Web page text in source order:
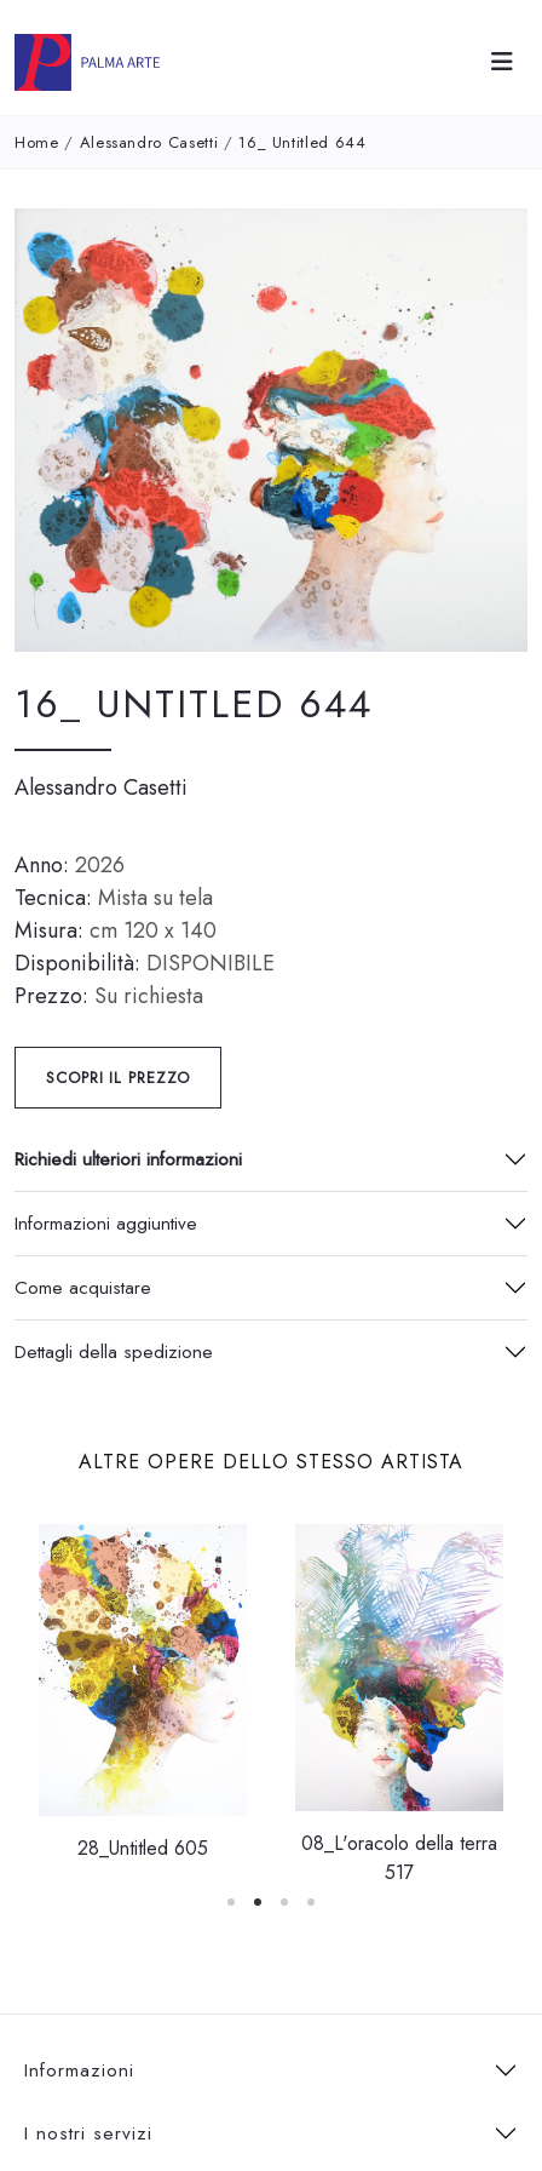
Home / Alessandro Casetti / 16_ Untitled 644
16_ UNTITLED 644
Alessandro Casetti
Anno: 2026
Tecnica: Mista su tela
Misura: cm 120 x 140
Disponibilità: DISPONIBILE
Prezzo: Su richiesta
SCOPRI IL PREZZO
Richiedi ulteriori informazioni
Informazioni aggiuntive
Come acquistare
Dettagli della spedizione
ALTRE OPERE DELLO STESSO ARTISTA
28_Untitled 605
08_L'oracolo della terra
517
Informazioni
I nostri servizi